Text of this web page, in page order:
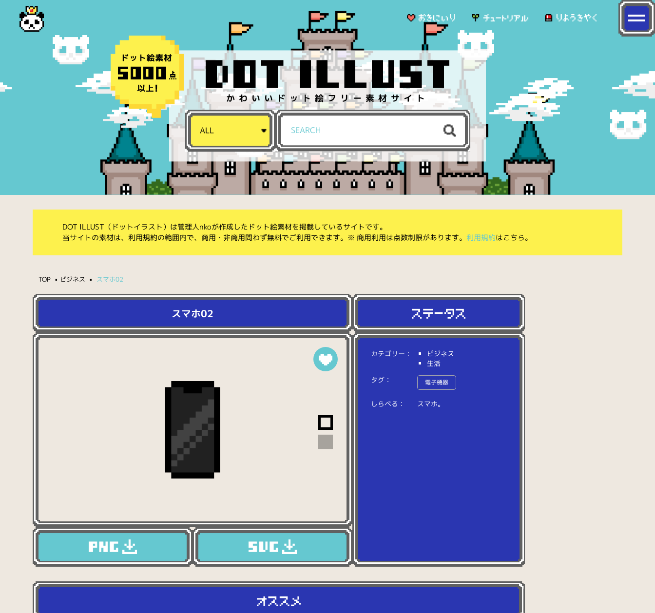
かわいいドット絵フリー素材サイト
DOT ILLUST（ドットイラスト）は管理人nkoが作成したドット絵素材を掲載しているサイトです。
当サイトの素材は、利用規約の範囲内で、商用・非商用問わず無料でご利用できます。※ 商用利用は点数制限があります。 利用規約はこちら。
TOP ビジネス スマホ02
スマホ02
カテゴリー：
ビジネス
生活
タグ：
電子機器
しらべる： スマホ。